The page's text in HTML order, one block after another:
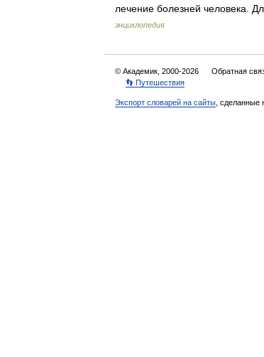
лечение болезней человека.
энциклопедия
© Академик, 2000-2026 Обратная
👣 Путешествия
Экспорт словарей на сайты , сделанные